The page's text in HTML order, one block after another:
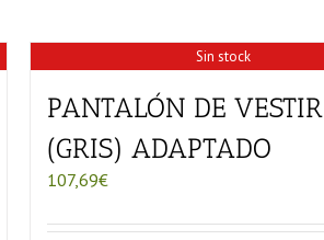
Sin stock
PANTALÓN DE VESTIR
(GRIS) ADAPTADO
107,69€